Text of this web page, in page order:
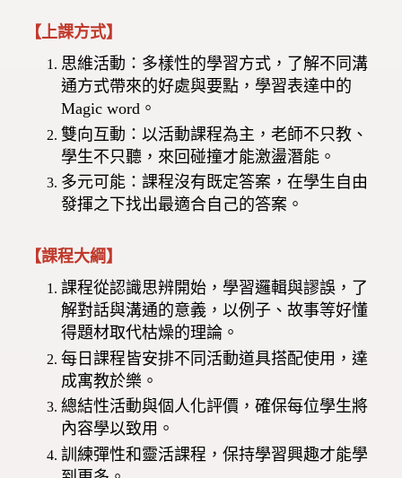
【上課方式】
思維活動：多樣性的學習方式，了解不同溝
通方式帶來的好處與要點，學習表達中的
Magic word。
雙向互動：以活動課程為主，老師不只教、
學生不只聽，來回碰撞才能激盪潛能。
多元可能：課程沒有既定答案，在學生自由
發揮之下找出最適合自己的答案。
【課程大綱】
課程從認識思辨開始，學習邏輯與謬誤，了
解對話與溝通的意義，以例子、故事等好懂
得題材取代枯燥的理論。
每日課程皆安排不同活動道具搭配使用，達
成寓教於樂。
總結性活動與個人化評價，確保每位學生將
內容學以致用。
訓練彈性和靈活課程，保持學習興趣才能學